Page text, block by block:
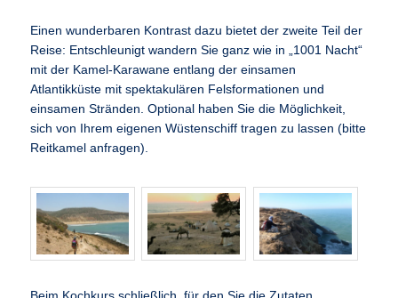
Einen wunderbaren Kontrast dazu bietet der zweite Teil der
Reise: Entschleunigt wandern Sie ganz wie in „1001 Nacht“
mit der Kamel-Karawane entlang der einsamen
Atlantikküste mit spektakulären Felsformationen und
einsamen Stränden. Optional haben Sie die Möglichkeit,
sich von Ihrem eigenen Wüstenschiff tragen zu lassen (bitte
Reitkamel anfragen).